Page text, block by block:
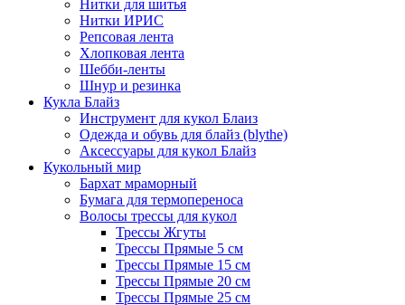
Нитки для шитья
Нитки ИРИС
Репсовая лента
Хлопковая лента
Шебби-ленты
Шнур и резинка
Кукла Блайз
Инструмент для кукол Блаиз
Одежда и обувь для блайз (blythe)
Аксессуары для кукол Блайз
Кукольный мир
Бархат мраморный
Бумага для термопереноса
Волосы трессы для кукол
Трессы Жгуты
Трессы Прямые 5 см
Трессы Прямые 15 см
Трессы Прямые 20 см
Трессы Прямые 25 см